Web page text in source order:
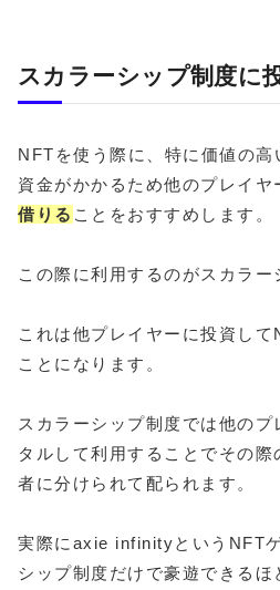
スカラーシップ制度に
NFTを使う際に、特に価値の
資金がかかるため他のプレイヤ
借りる ことをおすすめします。
この際に利用するのがスカラー
これは他プレイヤーに投資し
ことになります。
スカラーシップ制度では他の
タルして利用することでその
者に分けられて配られます。
実際にaxie infinityというNFT
シップ制度だけで豪遊できるほ